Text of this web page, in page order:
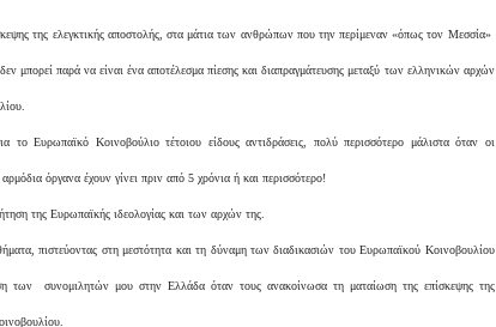
της ελεγκτικής αποστολής, στα μάτια των ανθρώπων που την περίμεναν «όπως τον Μεσσία»
μπορεί παρά να είναι ένα αποτέλεσμα πίεσης και διαπραγμάτευσης μεταξύ των ελληνικών αρχών
το Ευρωπαϊκό Κοινοβούλιο τέτοιου είδους αντιδράσεις, πολύ περισσότερο μάλιστα όταν οι
όργανα έχουν γίνει πριν από 5 χρόνια ή και περισσότερο!
της Ευρωπαϊκής ιδεολογίας και των αρχών της.
πιστεύοντας στη μεστότητα και τη δύναμη των διαδικασιών του Ευρωπαϊκού Κοινοβουλίου
των συνομιλητών μου στην Ελλάδα όταν τους ανακοίνωσα τη ματαίωση της επίσκεψης της